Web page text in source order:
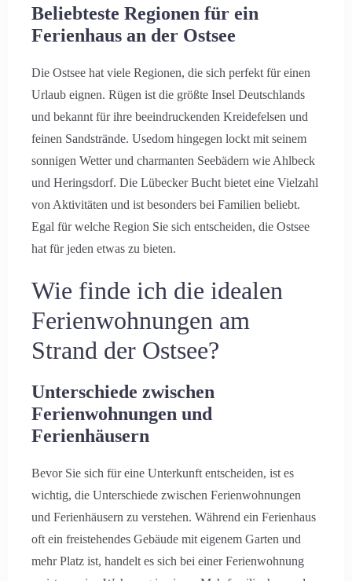
Beliebteste Regionen für ein
Ferienhaus an der Ostsee
Die Ostsee hat viele Regionen, die sich perfekt für einen
Urlaub eignen. Rügen ist die größte Insel Deutschlands
und bekannt für ihre beeindruckenden Kreidefelsen und
feinen Sandstrände. Usedom hingegen lockt mit seinem
sonnigen Wetter und charmanten Seebädern wie Ahlbeck
und Heringsdorf. Die Lübecker Bucht bietet eine Vielzahl
von Aktivitäten und ist besonders bei Familien beliebt.
Egal für welche Region Sie sich entscheiden, die Ostsee
hat für jeden etwas zu bieten.
Wie finde ich die idealen
Ferienwohnungen am
Strand der Ostsee?
Unterschiede zwischen
Ferienwohnungen und
Ferienhäusern
Bevor Sie sich für eine Unterkunft entscheiden, ist es
wichtig, die Unterschiede zwischen Ferienwohnungen
und Ferienhäusern zu verstehen. Während ein Ferienhaus
oft ein freistehendes Gebäude mit eigenem Garten und
mehr Platz ist, handelt es sich bei einer Ferienwohnung